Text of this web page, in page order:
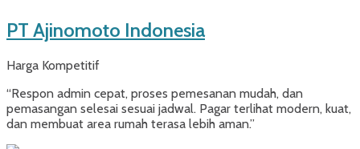
PT Ajinomoto Indonesia
Harga Kompetitif
“Respon admin cepat, proses pemesanan mudah, dan
pemasangan selesai sesuai jadwal. Pagar terlihat modern, kuat,
dan membuat area rumah terasa lebih aman.”